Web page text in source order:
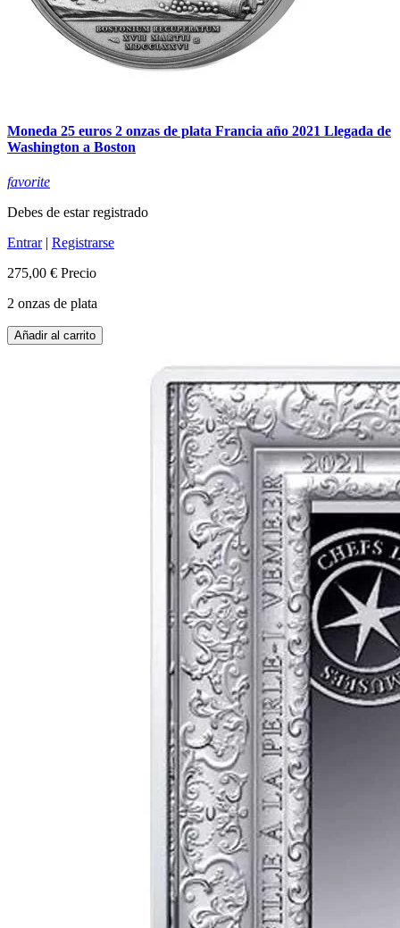
Moneda 25 euros 2 onzas de plata Francia año 2021 Llegada de
Washington a Boston
favorite
Debes de estar registrado
Entrar| Registrarse
275,00 € Precio
2 onzas de plata
Añadir al carrito